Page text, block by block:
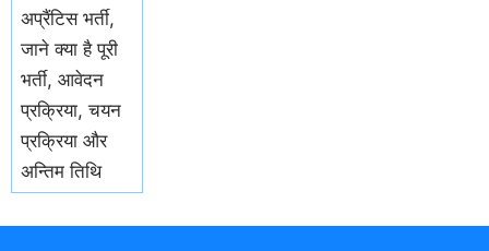
अप्रैंटिस भर्ती,
जाने क्या है पूरी
भर्ती, आवेदन
प्रक्रिया, चयन
प्रक्रिया और
अन्तिम तिथि